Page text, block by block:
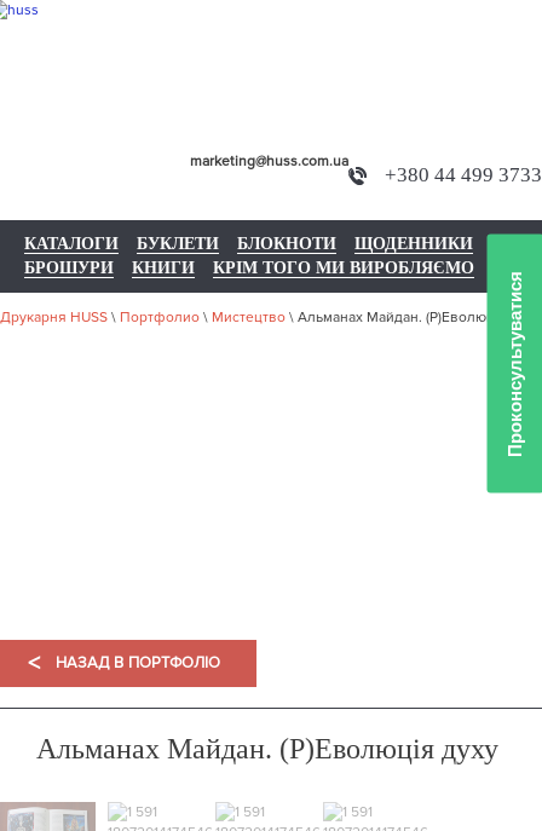
+380 44 499 3733
marketing@huss.com.ua
КАТАЛОГИ БУКЛЕТИ БЛОКНОТИ
ЩОДЕННИКИ
БРОШУРИ
КНИГИ КРІМ ТОГО МИ ВИРОБЛЯЄМО
Друкарня HUSS \ Портфолио \ Мистецтво \ Альманах Майдан. (Р)Еволюція духу
< НАЗАД В ПОРТФОЛІО
Альманах Майдан. (Р)Еволюція духу
Проконсультуватися